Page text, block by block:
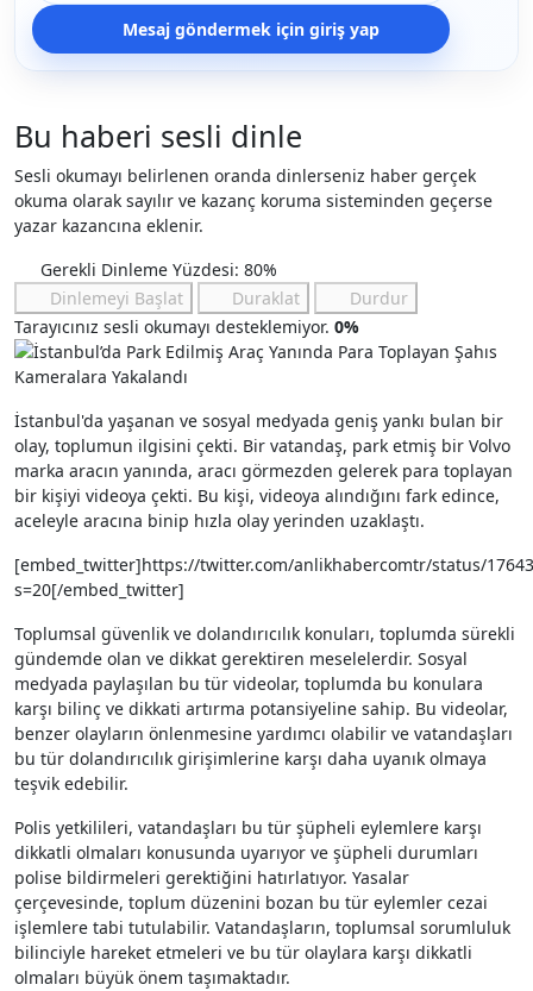
Mesaj göndermek için giriş yap
Bu haberi sesli dinle
Sesli okumayı belirlenen oranda dinlerseniz haber gerçek
okuma olarak sayılır ve kazanç koruma sisteminden geçerse
yazar kazancına eklenir.
Gerekli Dinleme Yüzdesi: 80%
Dinlemeyi Başlat
Duraklat
Durdur
Tarayıcınız sesli okumayı desteklemiyor. 0%
İstanbul'da yaşanan ve sosyal medyada geniş yankı bulan bir
olay, toplumun ilgisini çekti. Bir vatandaş, park etmiş bir Volvo
marka aracın yanında, aracı görmezden gelerek para toplayan
bir kişiyi videoya çekti. Bu kişi, videoya alındığını fark edince,
aceleyle aracına binip hızla olay yerinden uzaklaştı.
[embed_twitter]https://twitter.com/anlikhabercomtr/status/
s=20[/embed_twitter]
Toplumsal güvenlik ve dolandırıcılık konuları, toplumda sürekli
gündemde olan ve dikkat gerektiren meselelerdir. Sosyal
medyada paylaşılan bu tür videolar, toplumda bu konulara
karşı bilinç ve dikkati artırma potansiyeline sahip. Bu videolar,
benzer olayların önlenmesine yardımcı olabilir ve vatandaşları
bu tür dolandırıcılık girişimlerine karşı daha uyanık olmaya
teşvik edebilir.
Polis yetkilileri, vatandaşları bu tür şüpheli eylemlere karşı
dikkatli olmaları konusunda uyarıyor ve şüpheli durumları
polise bildirmeleri gerektiğini hatırlatıyor. Yasalar
çerçevesinde, toplum düzenini bozan bu tür eylemler cezai
işlemlere tabi tutulabilir. Vatandaşların, toplumsal sorumluluk
bilinciyle hareket etmeleri ve bu tür olaylara karşı dikkatli
olmaları büyük önem taşımaktadır.